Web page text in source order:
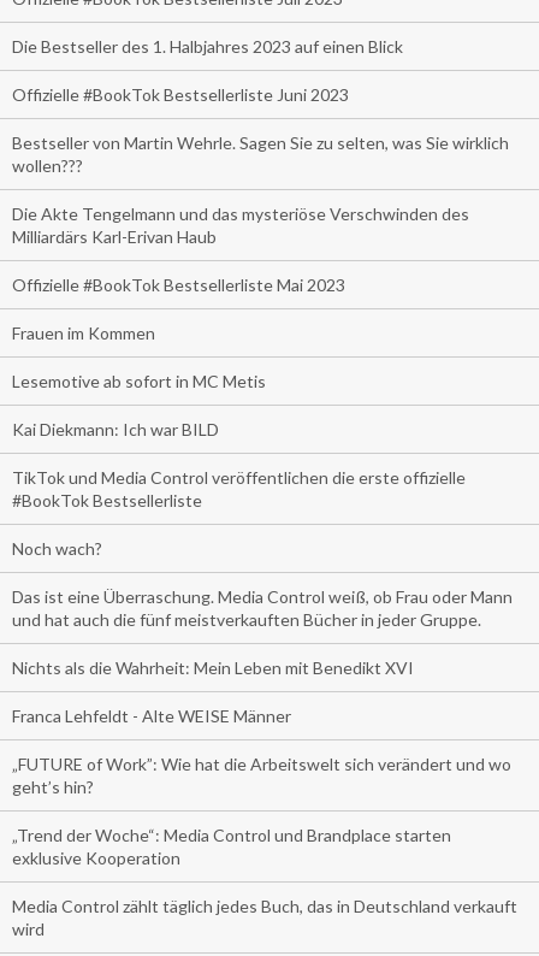
Die Bestseller des 1. Halbjahres 2023 auf einen Blick
Offizielle #BookTok Bestsellerliste Juni 2023
Bestseller von Martin Wehrle. Sagen Sie zu selten, was Sie wirklich
wollen???
Die Akte Tengelmann und das mysteriöse Verschwinden des
Milliardärs Karl-Erivan Haub
Offizielle #BookTok Bestsellerliste Mai 2023
Frauen im Kommen
Lesemotive ab sofort in MC Metis
Kai Diekmann: Ich war BILD
TikTok und Media Control veröffentlichen die erste offizielle
#BookTok Bestsellerliste
Noch wach?
Das ist eine Überraschung. Media Control weiß, ob Frau oder Mann
und hat auch die fünf meistverkauften Bücher in jeder Gruppe.
Nichts als die Wahrheit: Mein Leben mit Benedikt XVI
Franca Lehfeldt - Alte WEISE Männer
„FUTURE of Work”: Wie hat die Arbeitswelt sich verändert und wo
geht’s hin?
„Trend der Woche“: Media Control und Brandplace starten
exklusive Kooperation
Media Control zählt täglich jedes Buch, das in Deutschland verkauft
wird